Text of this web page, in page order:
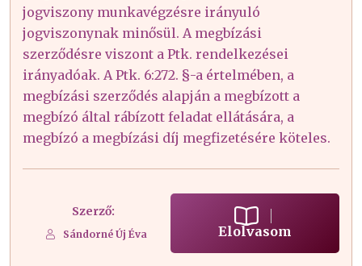
jogviszony munkavégzésre irányuló
jogviszonynak minősül. A megbízási
szerződésre viszont a Ptk. rendelkezései
irányadóak. A Ptk. 6:272. §-a értelmében, a
megbízási szerződés alapján a megbízott a
megbízó által rábízott feladat ellátására, a
megbízó a megbízási díj megfizetésére köteles.
Szerző:
Sándorné Új Éva Elolvasom